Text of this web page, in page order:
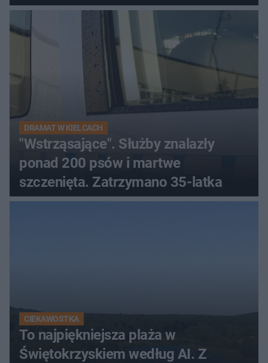
DRAMAT W KIELCACH
"Wstrząsające". Służby znalazły
ponad 200 psów i martwe
szczenięta. Zatrzymano 35-latka
CIEKAWOSTKA
To najpiękniejsza plaża w
Świętokrzyskiem według AI. Z